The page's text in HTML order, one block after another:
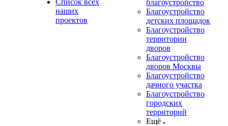
Список всех
наших
проектов
благоустройство
Благоустройство
детских площадок
Благоустройство
территории
дворов
Благоустройство
дворов Москвы
Благоустройство
дачного участка
Благоустройство
городских
территорий
Ещё